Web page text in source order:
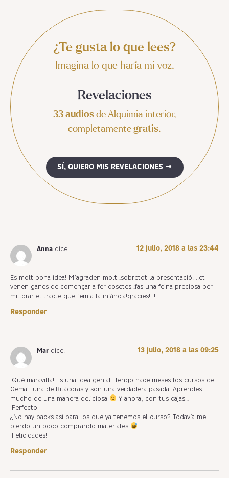
¿Te gusta lo que lees?
Imagina lo que haría mi voz.
Revelaciones
33 audiosde Alquimia interior,
completamente gratis.
SÍ, QUIERO MIS REVELACIONES →
Anna dice: 12 julio, 2018 a las 23:44
Es molt bona idea! M’agraden molt…sobretot la presentació. ..et
venen ganes de començar a fer cosetes…fas una feina preciosa per
millorar el tracte que fem a la infància!gràcies! !!
Responder
Mar dice: 13 julio, 2018 a las 09:25
¡Qué maravilla! Es una idea genial. Tengo hace meses los cursos de
Gema Luna de Bitácoras y son una verdadera pasada. Aprendes
mucho de una manera deliciosa
Y ahora, con tus cajas…
¡Perfecto!
¿No hay packs así para los que ya tenemos el curso? Todavía me
pierdo un poco comprando materiales
¡Felicidades!
Responder